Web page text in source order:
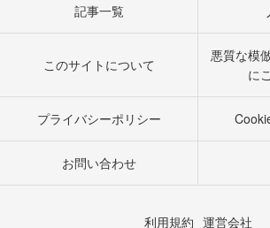
記事一覧
このサイトについて
悪質な模
に
プライバシーポリシー
お問い合わせ
利用規約 運営会社